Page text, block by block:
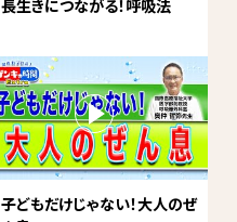
長生きにつながる！呼吸法
子どもだけじゃない！大人のぜ